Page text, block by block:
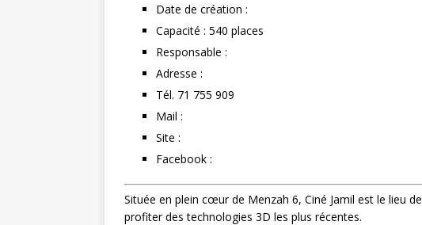
Date de création :
Capacité : 540 places
Responsable :
Adresse :
Tél. 71 755 909
Mail :
Site :
Facebook :
Située en plein cœur de Menzah 6, Ciné Jamil est le lieu
profiter des technologies 3D les plus récentes.